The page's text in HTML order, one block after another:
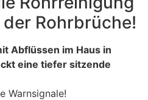
Rohrbrüche!
Abflüssen im Haus in
eine tiefer sitzende
Warnsignale!